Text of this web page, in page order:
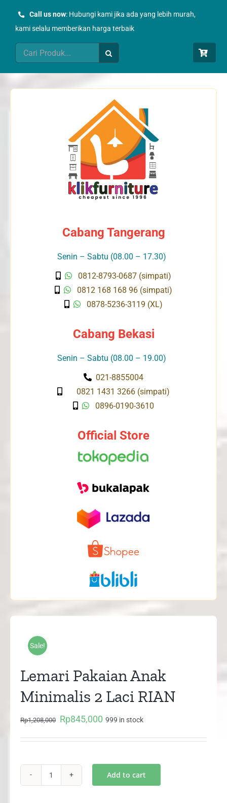
Call us now: Hubungi kami jika ada yang lebih murah,
kami selalu memberikan harga terbaik
Search
for:
Cabang Tangerang
Senin – Sabtu (08.00 – 17.30)
0812-8793-0687 (simpati)
0812 168 168 96 (simpati)
0878-5236-3119 (XL)
Cabang Bekasi
Senin – Sabtu (08.00 – 19.00)
021-8855004
0821 1431 3266 (simpati)
0896-0190-3610
Official Store
Sale!
Lemari Pakaian Anak
Minimalis 2 Laci RIAN
Rp1,208,000
Original
Rp845,000 Current
999 in stock
Add to cart